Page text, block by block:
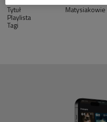
Tytuł Matysiakowie
Playlista
Tagi